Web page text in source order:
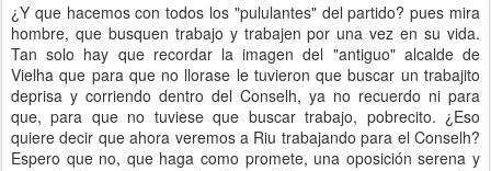
¿Y que hacemos con todos los "pululantes" del partido? pues mira
hombre, que busquen trabajo y trabajen por una vez en su vida.
Tan solo hay que recordar la imagen del "antiguo" alcalde de
Vielha que para que no llorase le tuvieron que buscar un trabajito
deprisa y corriendo dentro del Conselh, ya no recuerdo ni para
que, para que no tuviese que buscar trabajo, pobrecito. ¿Eso
quiere decir que ahora veremos a Riu trabajando para el Conselh?
Espero que no, que haga como promete, una oposición serena y